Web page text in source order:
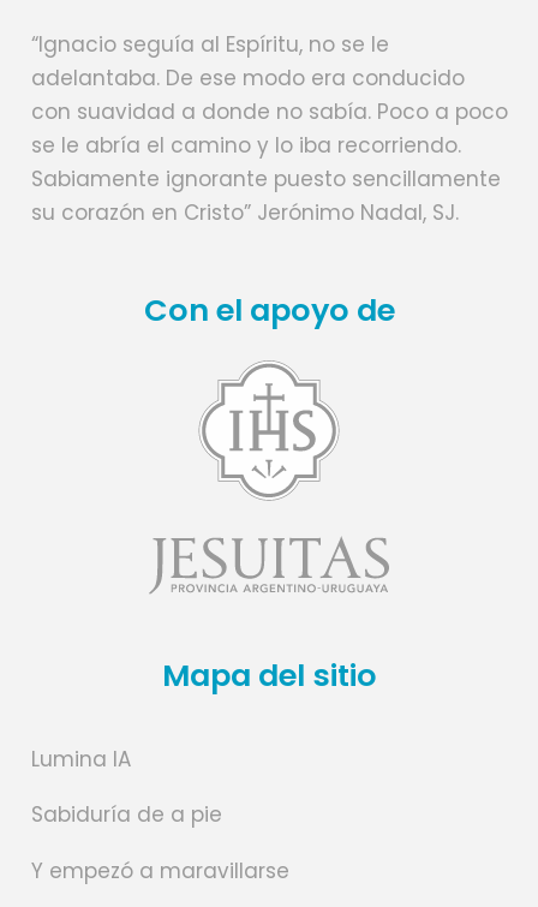
“Ignacio seguía al Espíritu, no se le
adelantaba. De ese modo era conducido
con suavidad a donde no sabía. Poco a poco
se le abría el camino y lo iba recorriendo.
Sabiamente ignorante puesto sencillamente
su corazón en Cristo” Jerónimo Nadal, SJ.
Con el apoyo de
Mapa del sitio
Lumina IA
Sabiduría de a pie
Y empezó a maravillarse